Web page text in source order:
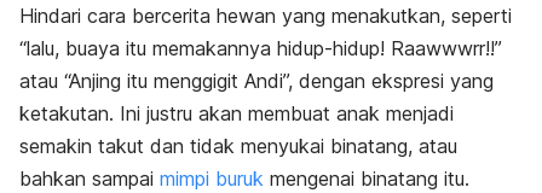
Hindari cara bercerita hewan yang menakutkan, seperti
“lalu, buaya itu memakannya hidup-hidup! Raawwwrr!!”
atau “Anjing itu menggigit Andi”, dengan ekspresi yang
ketakutan. Ini justru akan membuat anak menjadi
semakin takut dan tidak menyukai binatang, atau
bahkan sampai mimpi buruk mengenai binatang itu.